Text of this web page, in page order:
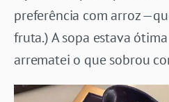
preferência com arroz
fruta.) A sopa estava
arrematei o que sobrou